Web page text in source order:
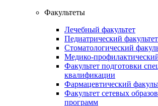
Факультеты
Лечебный факультет
Педиатрический факультет
Стоматологический
Медико-
Факультет подготовки
квалификации
Фармацевтический
Факультет сетевых
программ